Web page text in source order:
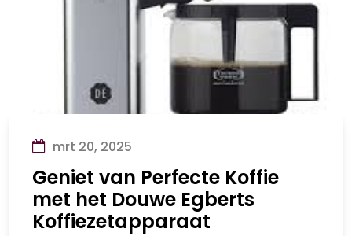
mrt 20, 2025
Geniet van Perfecte Koffie
met het Douwe Egberts
Koffiezetapparaat